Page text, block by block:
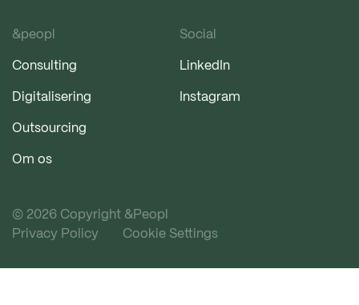
&peopl
Consulting
Digitalisering
Outsourcing
Om os
Social
LinkedIn
Instagram
© 2026 Copyright &Peopl
Privacy Policy
Cookie Settings